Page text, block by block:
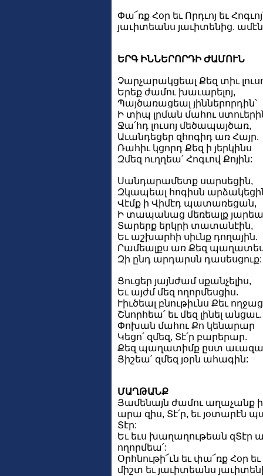
Փա՜ռք Հօր եւ Որդւոյ եւ
յաւիտեանս յաւիտենից.
ԵՐԳ ԻՆՆԵՐՈՐԴԻ ԺԱՄՈՒՆ
Չարչարակցեալ Քեզ տիւ
Երեք ժամու խաւարելոյ,
Պայծառացեալ յիններորդին՝
Ի տիպ լրման մահու
Ջա՛հդ լուսոյ մեծապայծառ,
Աւանդեցեր զհոգիդ առ Հայր.
Ռահիւ կցորդ Քեզ ի յերկինս
Զմեզ ուղղեա՛ Հոգւով Քոյին:
Սանդարամետք սարսեցին,
Զկապեալ հոգիսն
Վէմք ի Վիմէդ պատառեցան,
Ի տապանաց մեռեալք
Տարերք երկրի տատանէին,
Եւ աշխարհի սիւնք դողային.
Րամեալքս առ Քեզ
Զի ընդ արդարսն դասեսցուք:
Ցուցեր յայնժամ սքանչելիս,
Եւ այժմ մեզ ողորմեսցիս.
Ւիւծեալ բնութիւնս Քեւ
Շնորհեա՛ եւ մեզ լինել անցաւ.
Փոխան մահու Քո կենարար
Կեցո՛ զմեզ, Տէ՛ր բարերար.
Քեզ պաղատիմք ըստ
Յիշեա՛ զմեզ յօրն ահագին:
ՄԱՂԹԱՆՔ
Յամենայն ժամու աղաչանք
արա զիս, Տէ՛ր, եւ յօտարէն
Տէր:
Եւ եւս խաղաղութեան զՏէր
ողորմեա՛:
Օրհնութի՜ւն եւ փա՜ռք Հօր եւ
միշտ եւ յաւիտեանս